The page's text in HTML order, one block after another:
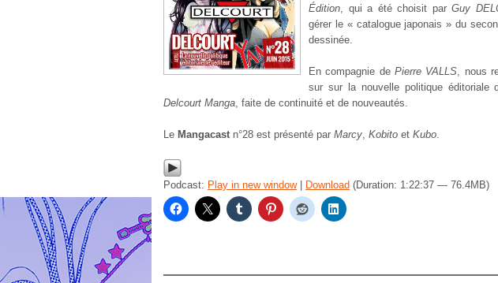
Édition, qui a été choisit par Guy
gérer le « catalogue japonais » du
dessinée.
En compagnie dePierre VALLS, nous
sur sur la nouvelle politique éditoriale
Delcourt Manga, faite de continuité et de nouveautés.
Le Mangacast n°28 est présenté par Marcy, Kobito et Kubo.
Podcast: Play in new window| Download (Duration: 1:22:37 — 76.4MB)